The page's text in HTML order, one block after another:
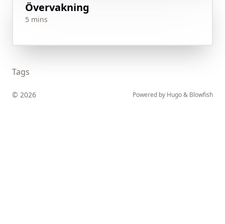
Övervakning
5 mins
Tags
© 2026 Powered by Hugo& Blowfish